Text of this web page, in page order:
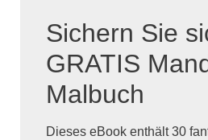
Sichern Sie
GRATIS
Malbuch
Dieses eBook enthält 30